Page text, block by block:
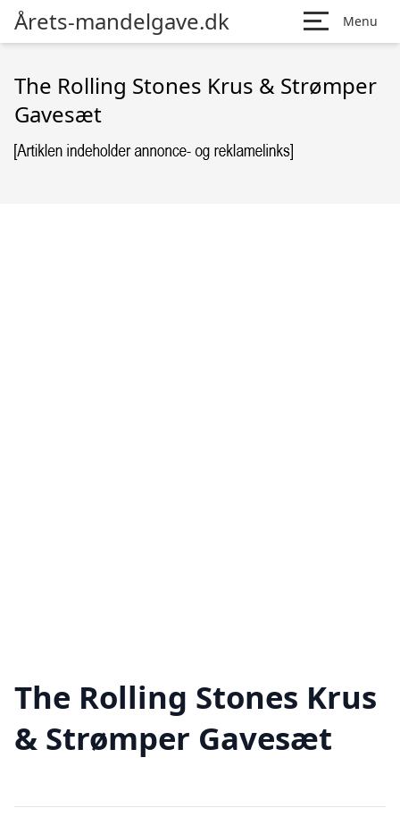
Årets-mandelgave.dk Menu
The Rolling Stones Krus & Strømper
Gavesæt
The Rolling Stones Krus
& Strømper Gavesæt